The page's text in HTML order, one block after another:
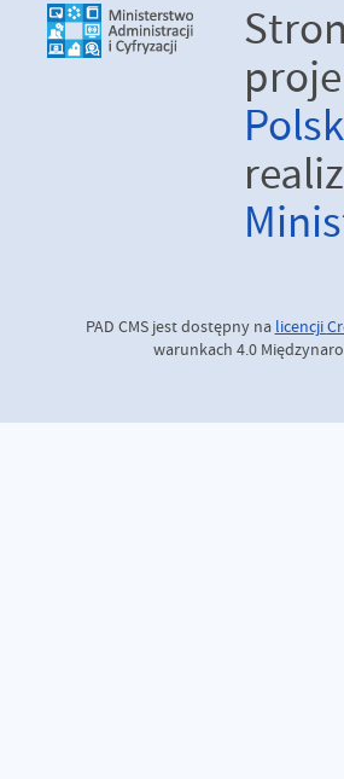
PAD CMS jest dostępny na licencji
warunkach 4.0